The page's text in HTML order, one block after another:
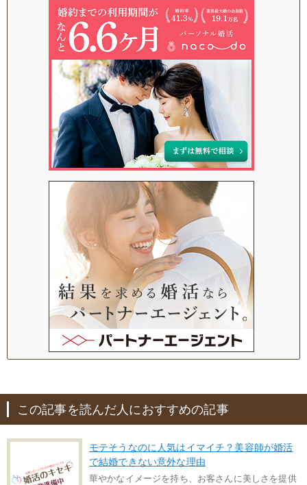
この記事を読んだ人におすすめの記事
モテそうなのに人気はイマイチ？美容師が婚活
で結婚できない意外な理由
華やかなイメージを持ち、お客さんに美しさを提供